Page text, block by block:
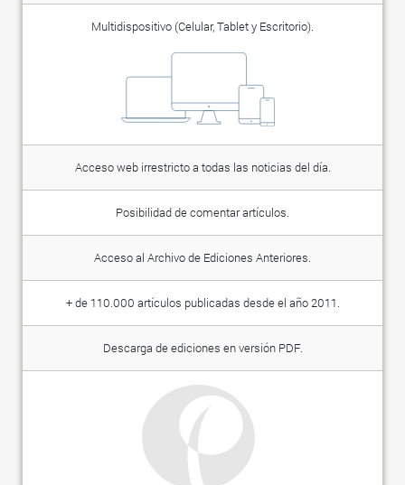
Multidispositivo (Celular, Tablet y Escritorio).
Acceso web irrestricto a todas las noticias del día.
Posibilidad de comentar artículos.
Acceso al Archivo de Ediciones Anteriores.
+ de 110.000 artículos publicadas desde el año 2011.
Descarga de ediciones en versión PDF.